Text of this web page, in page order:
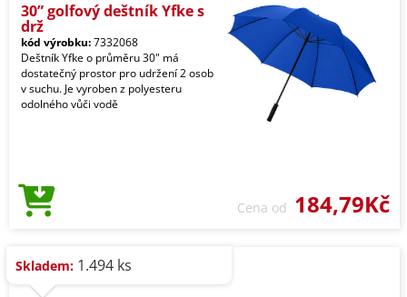
30” golfový deštník Yfke s
drž
kód výrobku:7332068
Deštník Yfke o průměru 30" má
dostatečný prostor pro udržení 2 osob
v suchu. Je vyroben z polyesteru
odolného vůči vodě
Cena od 184,79Kč
Skladem: 1.494 ks